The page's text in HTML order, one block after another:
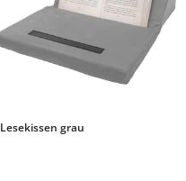
Lesekissen grau